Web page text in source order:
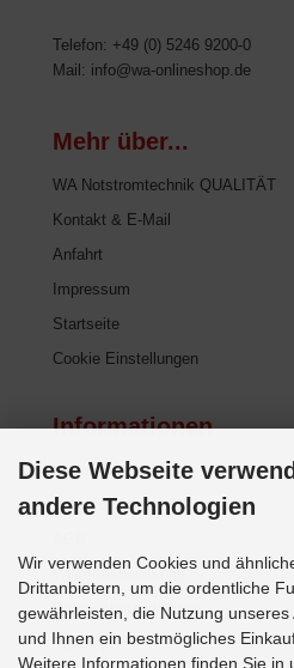
Telefon: +49 (0) 5246 9200-0
Mail: info@wa-onlineshop.de
Mehr über...
WA Notstromtechnik QUALITÄT
Kontakt & E-Mail
Anfahrt
Impressum
Startseite
Cookie Einstellungen
Informationen
Lieferinformationen
Zahlungsarten
Widerrufsbelehrung
Datenschutzerklärung
Sitemap
Diese Webseite
andere Technologien
Wir verwenden Cookies und
Drittanbietern, um die ordentliche
gewährleisten, die Nutzung
und Ihnen ein bestmögliches
Weitere Informationen finden Sie in